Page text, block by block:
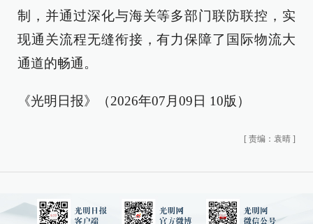
制，并通过深化与海关等多部门联防联控，实
现通关流程无缝衔接，有力保障了国际物流大
通道的畅通。
《光明日报》（2026年07月09日 10版）
[ 责编：袁晴 ]